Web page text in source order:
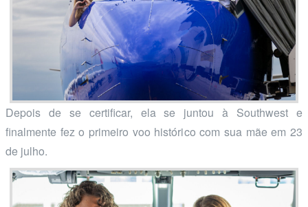
Depois de se certificar, ela se juntou à Southwest e
finalmente fez o primeiro voo histórico com sua mãe em 23
de julho.